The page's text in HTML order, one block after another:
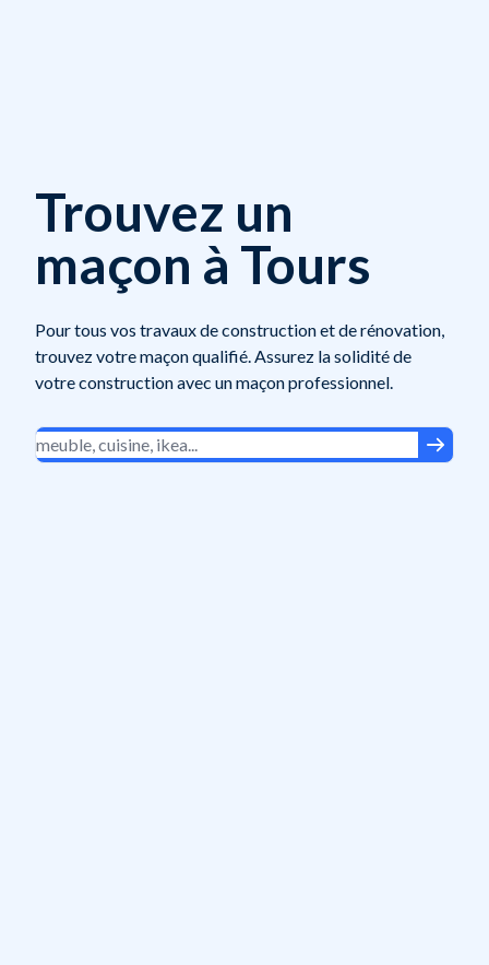
Trouvez un
maçon à Tours
Pour tous vos travaux de construction et de rénovation,
trouvez votre maçon qualifié. Assurez la solidité de
votre construction avec un maçon professionnel.